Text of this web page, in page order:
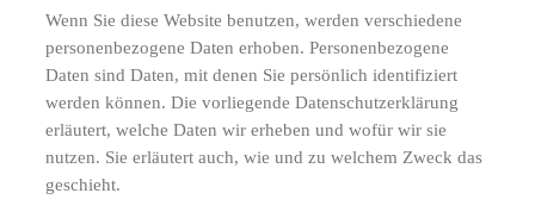
Wenn Sie diese Website benutzen, werden verschiedene
personenbezogene Daten erhoben. Personenbezogene
Daten sind Daten, mit denen Sie persönlich identifiziert
werden können. Die vorliegende Datenschutzerklärung
erläutert, welche Daten wir erheben und wofür wir sie
nutzen. Sie erläutert auch, wie und zu welchem Zweck das
geschieht.